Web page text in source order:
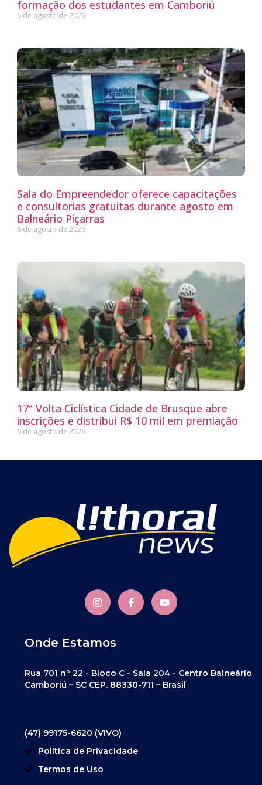
formação dos estudantes em Camboriú
6 de agosto de 2026
Sala do Empreendedor oferece capacitações
e consultorias gratuitas durante agosto em
Balneário Piçarras
6 de agosto de 2026
17ª Volta Ciclística Cidade de Brusque abre
inscrições e distribui R$ 10 mil em premiação
6 de agosto de 2026
Onde Estamos
Rua 701 nº 22 - Bloco C - Sala 204 - Centro Balneário
Camboriú – SC CEP. 88330-711 – Brasil
(47) 99175-6620 (VIVO)
Política de Privacidade
Termos de Uso